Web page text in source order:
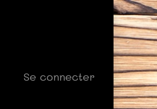
Se connecter